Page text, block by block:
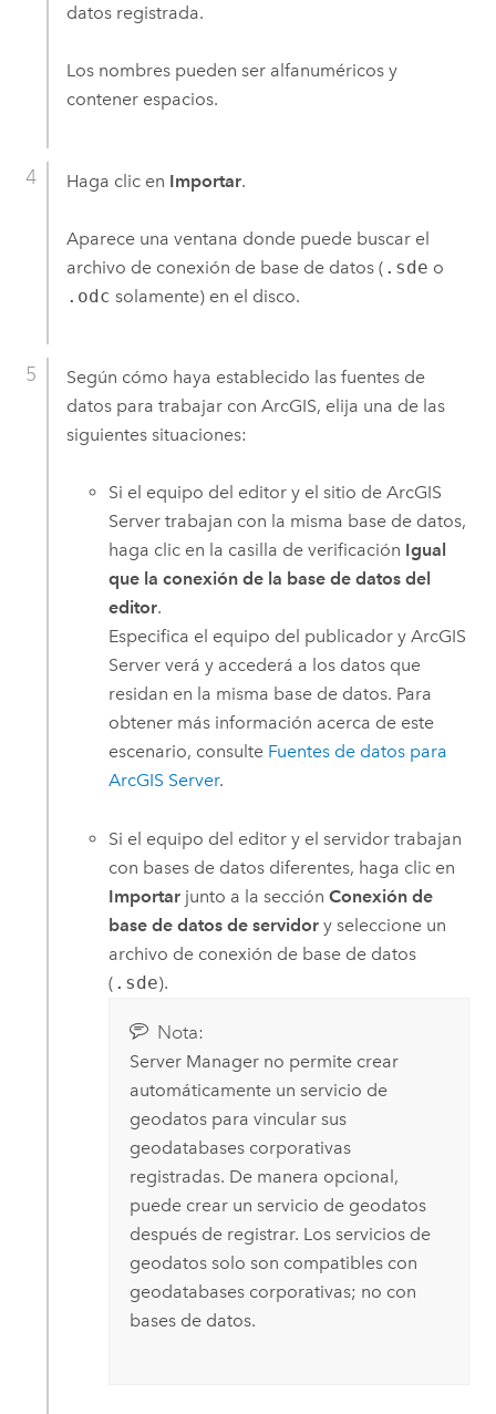
datos registrada.
Los nombres pueden ser alfanuméricos y
contener espacios.
Haga clic en Importar.
Aparece una ventana donde puede buscar el
archivo de conexión de base de datos ( .sde o
.odc solamente) en el disco.
Según cómo haya establecido las fuentes de
datos para trabajar con ArcGIS, elija una de las
siguientes situaciones:
Si el equipo del editor y el sitio deArcGIS
Server trabajan con la misma base de datos,
haga clic en la casilla de verificación Igual
que la conexión de la base de datos del
editor.
Especifica el equipo del publicador yArcGIS
Server verá y accederá a los datos que
residan en la misma base de datos. Para
obtener más información acerca de este
escenario, consulte Fuentes de datos para
ArcGIS Server.
Si el equipo del editor y el servidor trabajan
con bases de datos diferentes, haga clic en
Importar junto a la secciónConexión de
base de datos de servidor y seleccione un
archivo de conexión de base de datos
( .sde).
Nota:
Server Managerno permite crear
automáticamente un servicio de
geodatos para vincular sus
geodatabases corporativas
registradas. De manera opcional,
puede crear un servicio de geodatos
después de registrar. Los servicios de
geodatos solo son compatibles con
geodatabases corporativas; no con
bases de datos.